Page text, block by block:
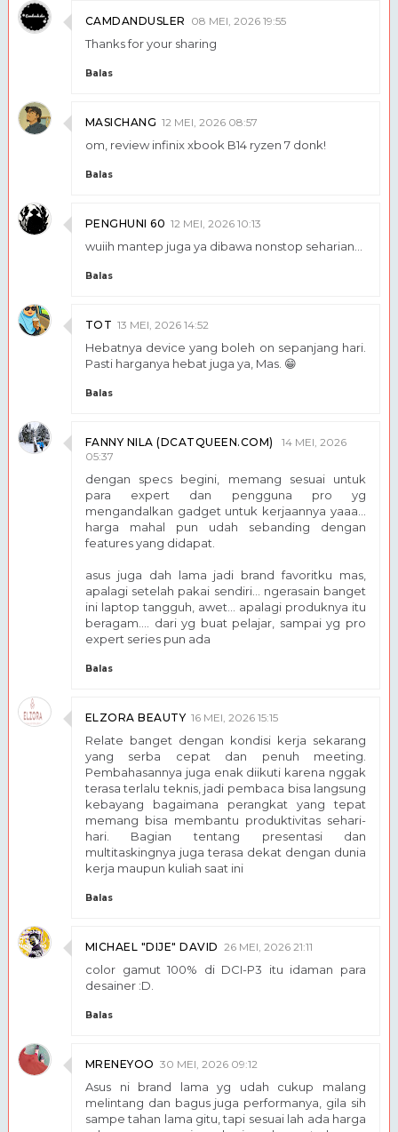
CAMDANDUSLER 08 MEI, 2026 19:55
Thanks for your sharing
Balas
MASICHANG 12 MEI, 2026 08:57
om, review infinix xbook B14 ryzen 7 donk!
Balas
PENGHUNI 60 12 MEI, 2026 10:13
wuiih mantep juga ya dibawa nonstop seharian...
Balas
TOT 13 MEI, 2026 14:52
Hebatnya device yang boleh on sepanjang hari.
Pasti harganya hebat juga ya, Mas. 😁
Balas
FANNY NILA (DCATQUEEN.COM)
14 MEI, 2026
05:37
dengan specs begini, memang sesuai untuk
para expert dan pengguna pro yg
mengandalkan gadget untuk kerjaannya yaaa...
harga mahal pun udah sebanding dengan
features yang didapat.
asus juga dah lama jadi brand favoritku mas,
apalagi setelah pakai sendiri... ngerasain banget
ini laptop tangguh, awet... apalagi produknya itu
beragam.... dari yg buat pelajar, sampai yg pro
expert series pun ada
Balas
ELZORA BEAUTY 16 MEI, 2026 15:15
Relate banget dengan kondisi kerja sekarang
yang serba cepat dan penuh meeting.
Pembahasannya juga enak diikuti karena nggak
terasa terlalu teknis, jadi pembaca bisa langsung
kebayang bagaimana perangkat yang tepat
memang bisa membantu produktivitas sehari-
hari. Bagian tentang presentasi dan
multitaskingnya juga terasa dekat dengan dunia
kerja maupun kuliah saat ini
Balas
MICHAEL "DIJE" DAVID 26 MEI, 2026 21:11
color gamut 100% di DCI-P3 itu idaman para
desainer :D.
Balas
MRENEYOO 30 MEI, 2026 09:12
Asus ni brand lama yg udah cukup malang
melintang dan bagus juga performanya, gila sih
sampe tahan lama gitu, tapi sesuai lah ada harga